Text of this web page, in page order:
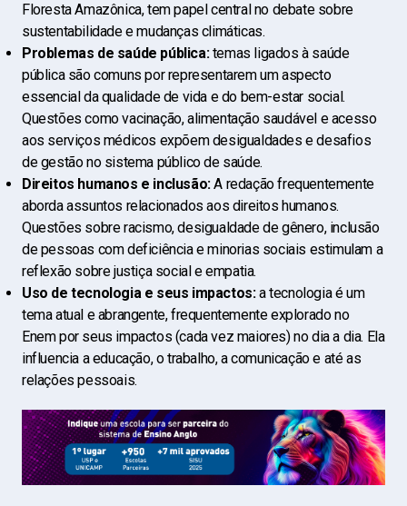
Floresta Amazônica, tem papel central no debate sobre
sustentabilidade e mudanças climáticas.
Problemas de saúde pública:temas ligados à saúde
pública são comuns por representarem um aspecto
essencial da qualidade de vida e do bem-estar social.
Questões como vacinação, alimentação saudável e acesso
aos serviços médicos expõem desigualdades e desafios
de gestão no sistema público de saúde.
Direitos humanos e inclusão:A redação frequentemente
aborda assuntos relacionados aos direitos humanos.
Questões sobre racismo, desigualdade de gênero, inclusão
de pessoas com deficiência e minorias sociais estimulam a
reflexão sobre justiça social e empatia.
Uso de tecnologia e seus impactos:a tecnologia é um
tema atual e abrangente, frequentemente explorado no
Enem por seus impactos (cada vez maiores) no dia a dia. Ela
influencia a educação, o trabalho, a comunicação e até as
relações pessoais.